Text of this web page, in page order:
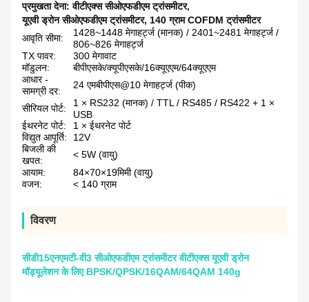
प्रमुखता देना:वीटीएक्स सीओएफडीएम ट्रांसमीटर,
यूएवी ड्रोन सीओएफडीएम ट्रांसमीटर, 140 ग्राम COFDM ट्रांसमीटर
आवृति सीमा:
1428~1448 मेगाहर्ट्ज (मानक) / 2401~2481 मेगाहर्ट्ज /
806~826 मेगाहर्ट्ज
TX पावर:
300 मेगावाट
मॉडुलन:
बीपीएसके/क्यूपीएसके/16क्यूएएम/64क्यूएएम
आधार -
सामग्री दर:
24 एमबीपीएस@10 मेगाहर्ट्ज (पीक)
सीरियल पोर्ट:
1 × RS232 (मानक) / TTL / RS485 / RS422 + 1 ×
USB
ईथरनेट पोर्ट:
1 × ईथरनेट पोर्ट
विद्युत आपूर्ति:
12V
बिजली की
खपत:
< 5W (वायु)
आयाम:
84×70×19मिमी (वायु)
वजन:
< 140 ग्राम
विवरण
सीडी15एनएमटी-वी3 सीओएफडीएम ट्रांसमीटर वीटीएक्स यूएवी ड्रोन
मॉड्यूलेशन के लिए BPSK/QPSK/16QAM/64QAM 140g